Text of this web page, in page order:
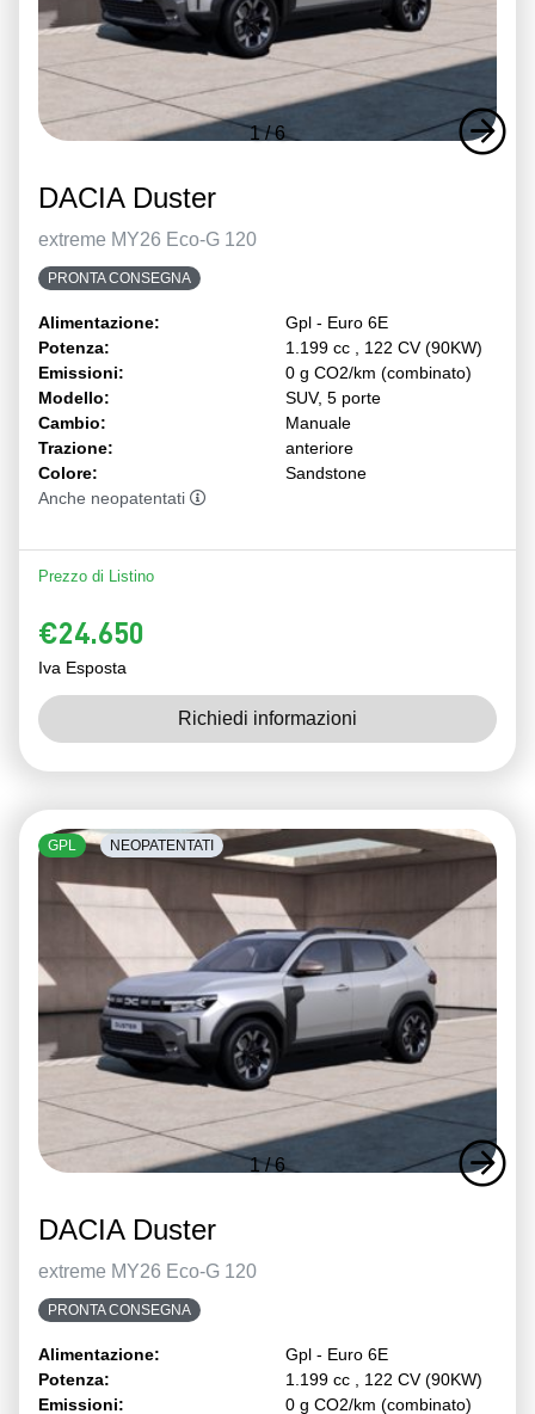
1/6
DACIA Duster
extreme MY26 Eco-G 120
PRONTA CONSEGNA
Alimentazione:
Gpl - Euro 6E
Potenza:
1.199 cc , 122 CV (90KW)
Emissioni:
0 g CO2/km (combinato)
Modello:
SUV, 5 porte
Cambio:
Manuale
Trazione:
anteriore
Colore:
Sandstone
Anche neopatentati
Prezzo di Listino
€24.650
Iva Esposta
Richiedi informazioni
1/6
GPL NEOPATENTATI
DACIA Duster
extreme MY26 Eco-G 120
PRONTA CONSEGNA
Alimentazione:
Gpl - Euro 6E
Potenza:
1.199 cc , 122 CV (90KW)
Emissioni:
0 g CO2/km (combinato)